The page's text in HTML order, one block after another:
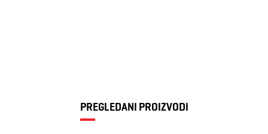
PREGLEDANI PROIZVODI